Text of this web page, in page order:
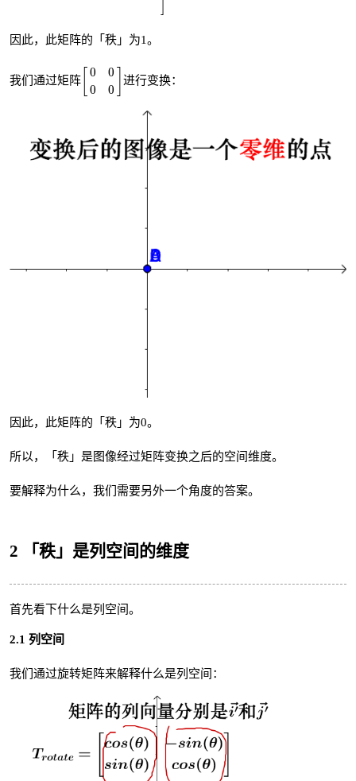
因此，此矩阵的「秩」为1。
我们通过矩阵
0
0
0
0 ]
[00 0]
进行变换：
因此，此矩阵的「秩」为0。
所以，「秩」是图像经过矩阵变换之后的空间维度。
要解释为什么，我们需要另外一个角度的答案。
2 「秩」是列空间的维度
首先看下什么是列空间。
2.1 列空间
我们通过旋转矩阵来解释什么是列空间：